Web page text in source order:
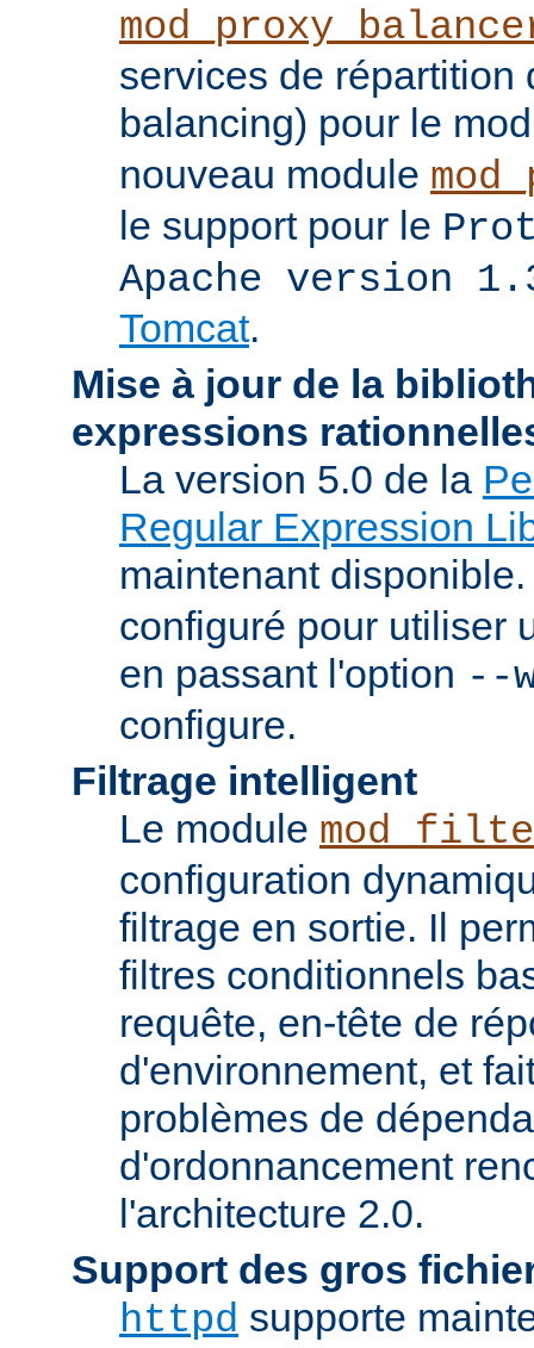
services de répartition
balancing) pour le
nouveau module
le support pour le
Apache version
Tomcat.
Mise à jour de la
expressions
La version 5.0 de la
Regular Expression
maintenant
configuré pour utiliser
en passant l'option --
configure.
Filtrage intelligent
Le module
configuration
filtrage en sortie. Il
filtres conditionnels
requête, en-tête de
d'environnement, et
problèmes de
d'ordonnancement
l'architecture 2.0.
Support des gros
httpd supporte